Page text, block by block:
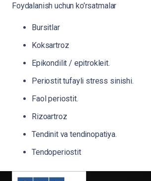
Foydalanish uchun ko’rsatmalar
Bursitlar
Koksartroz
Epikondilit / epitrokleit.
Periostit tufayli stress sinishi.
Faol periostit.
Rizoartroz
Tendinit va tendinopatiya.
Tendoperiostit